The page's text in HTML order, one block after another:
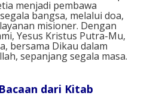
menjadi pembawa
bangsa, melalui doa,
misioner. Dengan
Yesus Kristus Putra-Mu,
bersama Dikau dalam
sepanjang segala masa.
dari Kitab